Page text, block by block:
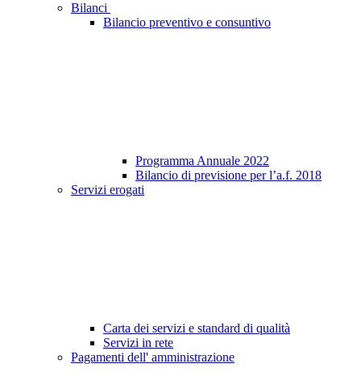
Bilanci
Bilancio preventivo e consuntivo
Programma Annuale 2022
Bilancio di previsione per l’a.f. 2018
Servizi erogati
Carta dei servizi e standard di qualità
Servizi in rete
Pagamenti dell' amministrazione